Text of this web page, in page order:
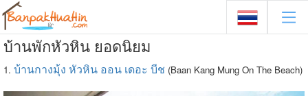
บ้านพักหัวหิน ยอดนิยม
1. บ้านกางมุ้ง หัวหิน ออน เดอะ บีช (Baan Kang Mung On The Beach)